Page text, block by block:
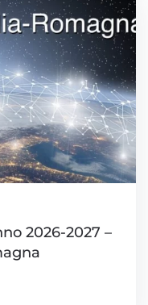
2026-2027 –